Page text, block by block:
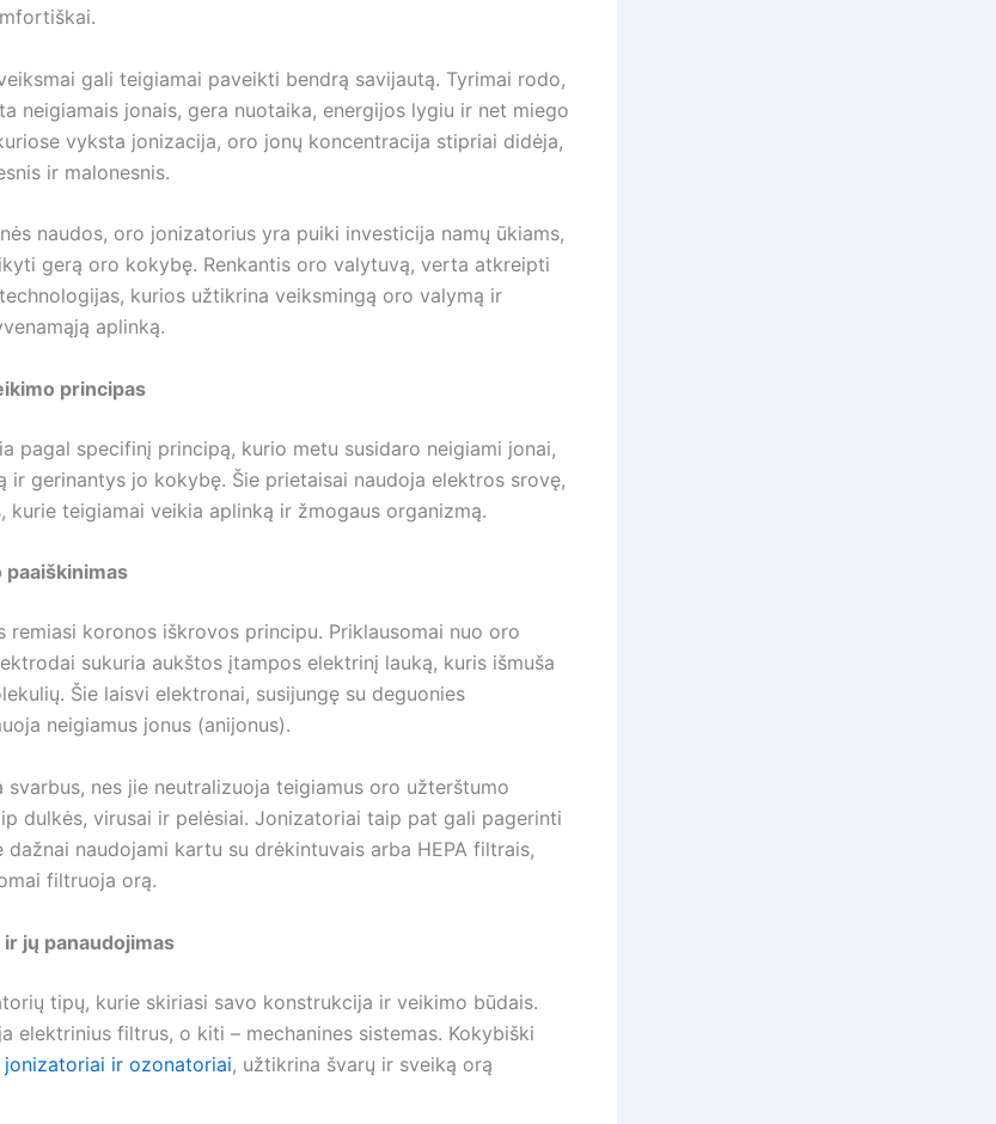
gali teigiamai paveikti bendrą savijautą. Tyrimai rodo,
neigiamais jonais, gera nuotaika, energijos lygiu ir net miego
vyksta jonizacija, oro jonų koncentracija stipriai didėja,
ir malonesnis.
naudos, oro jonizatorius yra puiki investicija namų ūkiams,
gerą oro kokybę. Renkantis oro valytuvą, verta atkreipti
kurios užtikrina veiksmingą oro valymą ir
aplinką.
principas
pagal specifinį principą, kurio metu susidaro neigiami jonai,
ir gerinantys jo kokybę. Šie prietaisai naudoja elektros srovę,
kurie teigiamai veikia aplinką ir žmogaus organizmą.
remiasi koronos iškrovos principu. Priklausomai nuo oro
sukuria aukštos įtampos elektrinį lauką, kuris išmuša
Šie laisvi elektronai, susijungę su deguonies
neigiamus jonus (anijonus).
svarbus, nes jie neutralizuoja teigiamus oro užterštumo
dulkės, virusai ir pelėsiai. Jonizatoriai taip pat gali pagerinti
naudojami kartu su drėkintuvais arba HEPA filtrais,
filtruoja orą.
jų panaudojimas
tipų, kurie skiriasi savo konstrukcija ir veikimo būdais.
elektrinius filtrus, o kiti – mechanines sistemas. Kokybiški
jonizatoriai ir ozonatoriai, užtikrina švarų ir sveiką orą